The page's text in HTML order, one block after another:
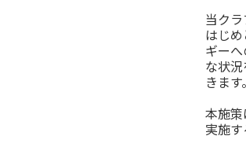
当ク
はじ
ギー
な状
きます。
本施
実施す